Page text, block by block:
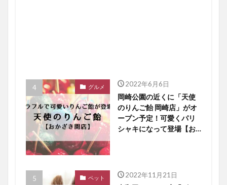
グルメ 2022年6月6日
岡崎公園の近くに「天使
のりんご飴 岡崎店」がオ
ープン予定！可愛くパリ
シャキになって登場【お
ペット 2022年11月21日